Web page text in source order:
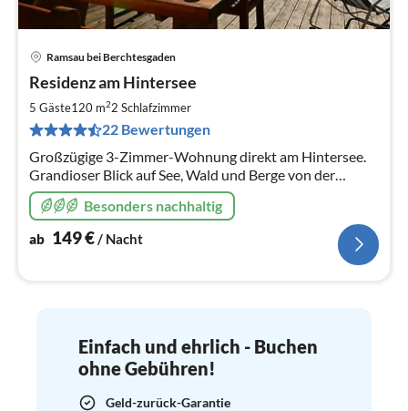
Ramsau bei Berchtesgaden
Residenz am Hintersee
5 Gäste120 m22 Schlafzimmer
22 Bewertungen
Großzügige 3-Zimmer-Wohnung direkt am Hintersee.
Grandioser Blick auf See, Wald und Berge von der
eigenen 50 m² großen Sonnenterrasse. Zahlreiche
Aktivitäten direkt vor Ort.
Besonders nachhaltig
ab 149€/ Nacht
Einfach und ehrlich - Buchen
ohne Gebühren!
Geld-zurück-Garantie